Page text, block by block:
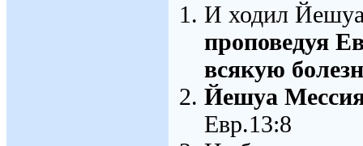
И ходил Йешуа
проповедуя
всякую
Йешуа Мессия
Евр.13:8